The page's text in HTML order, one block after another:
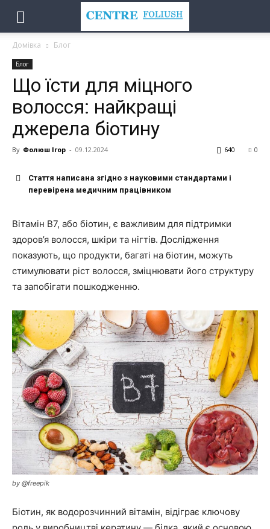
Домівка Блог
Блог
Що їсти для міцного
волосся: найкращі
джерела біотину
By Фолюш Ігор - 09.12.2024 0
640
Стаття написана згідно з науковими стандартами і
перевірена медичним працівником
Вітамін B7, або біотин, є важливим для підтримки
здоров’я волосся, шкіри та нігтів. Дослідження
показують, що продукти, багаті на біотин, можуть
стимулювати ріст волосся, зміцнювати його структуру
та запобігати пошкодженню.
by @freepik
Біотин, як водорозчинний вітамін, відіграє ключову